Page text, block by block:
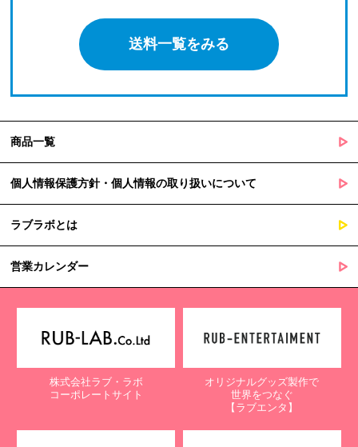
送料一覧をみる
商品一覧
個人情報保護方針・個人情報の取り扱いについて
ラブラボとは
営業カレンダー
株式会社ラブ・ラボ
コーポレートサイト
オリジナルグッズ製作で
世界をつなぐ
【ラブエンタ】